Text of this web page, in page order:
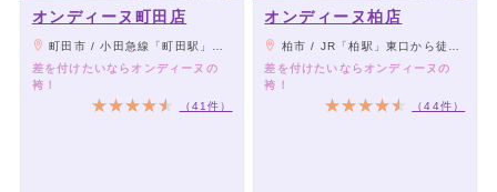
オンディーヌJRタワー札幌店
オンディーヌ山形店
オンディーヌ仙台店
オンディーヌ水戸店
オンディーヌ町田店
町田市 / 小田急線「町田駅」西口より徒歩3分
差を付けたいならオンディーヌの
袴！
（41件）
オンディーヌ柏店
柏市 / JR「柏駅」東口から徒歩5分
差を付けたいならオンディーヌの
袴！
（44件）